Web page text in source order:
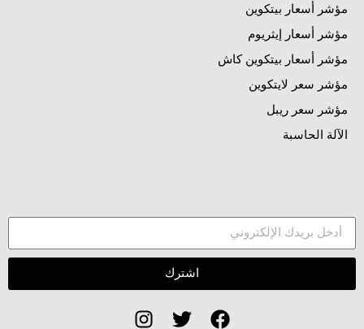
مؤشر أسعار بيتكوين
مؤشر أسعار إيثريوم
مؤشر أسعار بيتكوين كاش
مؤشر سعر لايتكوين
مؤشر سعر ريبل
الآلة الحاسبة
اشترك